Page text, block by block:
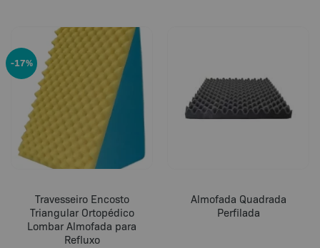
-17%
Travesseiro Encosto
Triangular Ortopédico
Lombar Almofada para
Refluxo
Almofada Quadrada
Perfilada